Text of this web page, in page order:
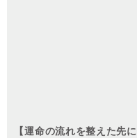
【運命の流れを整えた先に